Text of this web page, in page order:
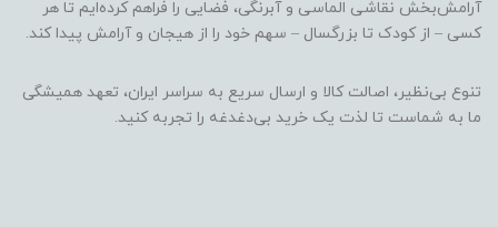
آرامش‌بخش نقاشی الماسی و آبرنگی، فضایی را فراهم کرده‌ایم تا هر
کسی – از کودک تا بزرگسال – سهم خود را از هیجان و آرامش پیدا کند.
تنوع بی‌نظیر، اصالت کالا و ارسال سریع به سراسر ایران، تعهد همیشگی
ما به شماست تا لذت یک خرید بی‌دغدغه را تجربه کنید.